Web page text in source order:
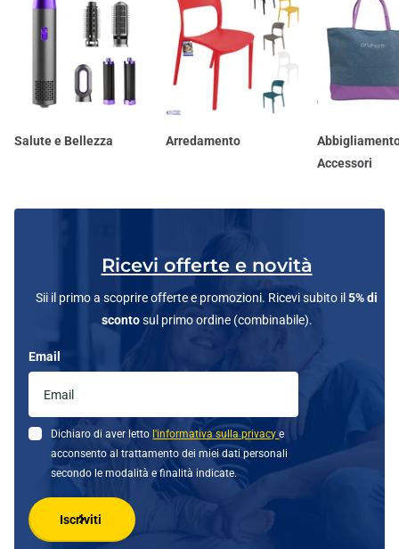
Salute e Bellezza Arredamento
Accessori
Ricevi offerte e novità
Sii il primo a scoprire offerte e promozioni. Ricevi subito il 5% di
scontosul primo ordine (combinabile).
Email
Dichiaro di aver letto l'informativa sulla privacye
acconsento al trattamento dei miei dati personali
secondo le modalità e finalità indicate.
Iscriviti